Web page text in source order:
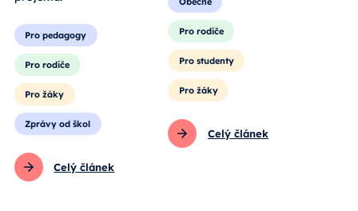
Pro pedagogy
Pro rodiče
Pro žáky
Zprávy od škol
Celý článek
Pro rodiče
Pro studenty
Pro žáky
Celý článek